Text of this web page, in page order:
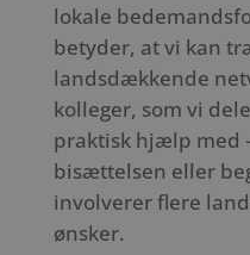
lokale
betyder, at vi kan
landsdækkende
kolleger, som vi
praktisk hjælp med
bisættelsen eller
involverer flere
ønsker.